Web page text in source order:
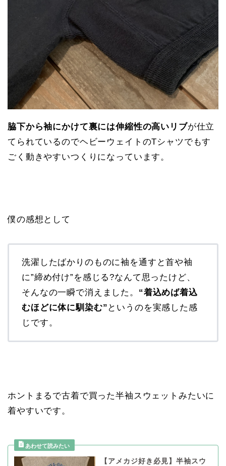
脇下から袖にかけて裏には伸縮性の高いリブが仕立
てられているのでヘビーウェイトのTシャツでもす
ごく動きやすいつくりになっています。
僕の感想として
洗濯したばかりのものに袖を通すと首や袖
に”締め付け”を感じる?なんて思ったけど、
そんなの一瞬で消えました。 “着込めば着込
むほどに体に馴染む” というのを実感した感
じです。
ホントまるで古着で買った半袖スウェットみたいに
着やすいです。
【アメカジ好き必見】半袖スウ